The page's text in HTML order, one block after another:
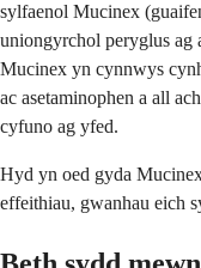
sylfaenol Mucinex
uniongyrchol peryglus ag
Mucinex yn cynnwys
ac asetaminophen a all
cyfuno ag yfed.
Hyd yn oed gyda
effeithiau, gwanhau eich